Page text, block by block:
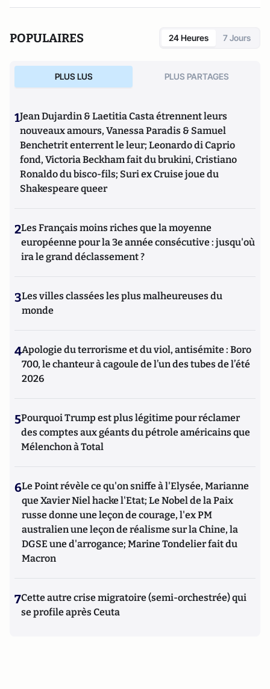
POPULAIRES 24 Heures 7 Jours
PLUS LUS PLUS PARTAGES
1Jean Dujardin & Laetitia Casta étrennent leurs
nouveaux amours, Vanessa Paradis & Samuel
Benchetrit enterrent le leur; Leonardo di Caprio
fond, Victoria Beckham fait du brukini, Cristiano
Ronaldo du bisco-fils; Suri ex Cruise joue du
Shakespeare queer
2Les Français moins riches que la moyenne
européenne pour la 3e année consécutive : jusqu'où
ira le grand déclassement ?
3Les villes classées les plus malheureuses du
monde
4Apologie du terrorisme et du viol, antisémite : Boro
700, le chanteur à cagoule de l’un des tubes de l’été
2026
5Pourquoi Trump est plus légitime pour réclamer
des comptes aux géants du pétrole américains que
Mélenchon à Total
6Le Point révèle ce qu'on sniffe à l'Elysée, Marianne
que Xavier Niel hacke l'Etat; Le Nobel de la Paix
russe donne une leçon de courage, l'ex PM
australien une leçon de réalisme sur la Chine, la
DGSE une d'arrogance; Marine Tondelier fait du
Macron
7Cette autre crise migratoire (semi-orchestrée) qui
se profile après Ceuta